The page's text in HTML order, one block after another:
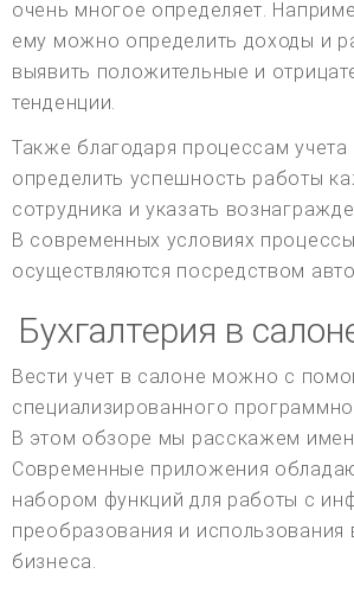
очень многое определяет.
ему можно определить доходы и
выявить положительные и
тенденции.
Также благодаря процессам
определить успешность работы
сотрудника и указать
В современных условиях процессы
осуществляются посредством
Бухгалтерия в
Вести учет в салоне можно с
специализированного
В этом обзоре мы расскажем
Современные приложения
набором функций для работы с
преобразования и использования
бизнеса.